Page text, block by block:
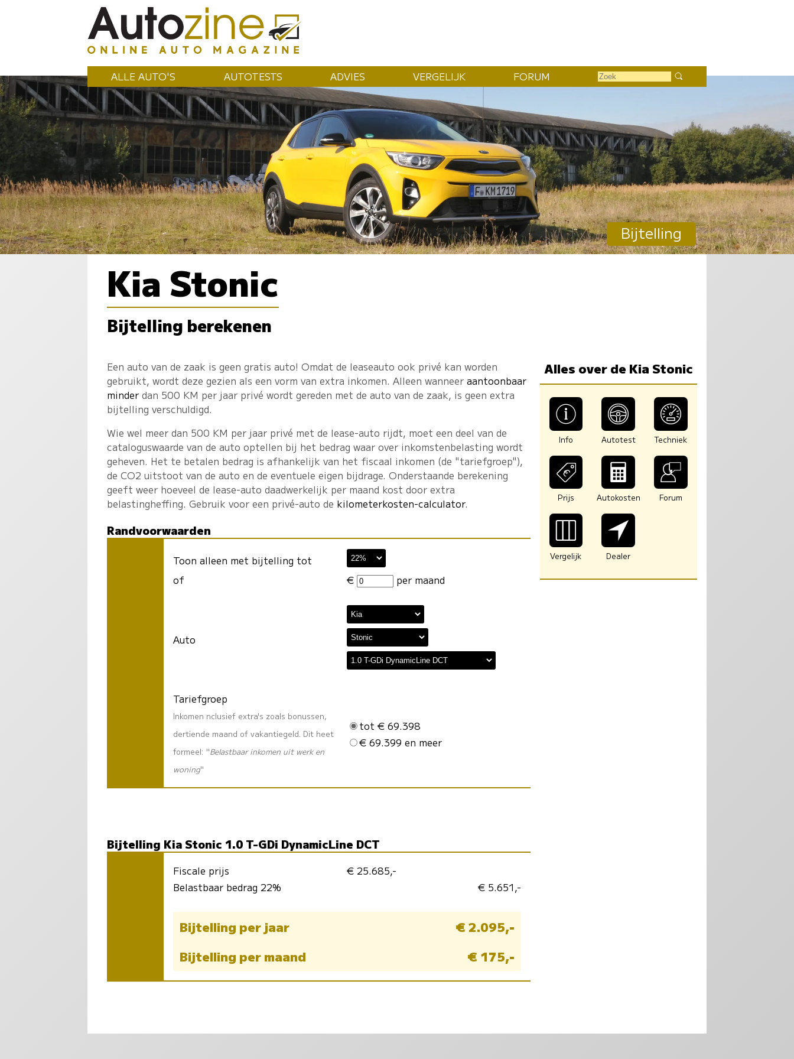
ALLE AUTO'S AUTOTESTS ADVIES VERGELIJK FORUM
Bijtelling
Kia Stonic
Bijtelling berekenen
Een auto van de zaak is geen gratis auto! Omdat de leaseauto ook privé kan worden
gebruikt, wordt deze gezien als een vorm van extra inkomen. Alleen wanneeraantoonbaar
minder dan 500 KM per jaar privé wordt gereden met de auto van de zaak, is geen extra
bijtelling verschuldigd.
Wie wel meer dan 500 KM per jaar privé met de lease-auto rijdt, moet een deel van de
cataloguswaarde van de auto optellen bij het bedrag waar over inkomstenbelasting wordt
geheven. Het te betalen bedrag is afhankelijk van het fiscaal inkomen (de "tariefgroep"),
de CO2 uitstoot van de auto en de eventuele eigen bijdrage. Onderstaande berekening
geeft weer hoeveel de lease-auto daadwerkelijk per maand kost door extra
belastingheffing. Gebruik voor een privé-auto de kilometerkosten-calculator.
Randvoorwaarden
Toon alleen met bijtelling tot
of
€ per maand
Auto
Tariefgroep
Inkomen nclusief extra's zoals bonussen,
dertiende maand of vakantiegeld. Dit heet
formeel: "Belastbaar inkomen uit werk en
woning"
tot € 69.398
€ 69.399 en meer
Bijtelling Kia Stonic 1.0 T-GDi DynamicLine DCT
Fiscale prijs
€ 25.685,-
Belastbaar bedrag 22%
€ 5.651,-
Bijtelling per jaar
€ 2.095,-
Bijtelling per maand
€ 175,-
Alles over de Kia Stonic
Info Autotest Techniek
Prijs Autokosten Forum
Vergelijk Dealer